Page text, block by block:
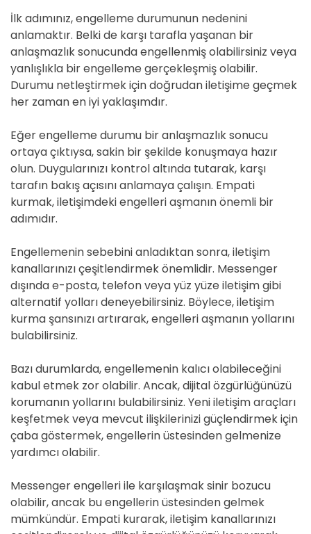
İlk adımınız, engelleme durumunun nedenini
anlamaktır. Belki de karşı tarafla yaşanan bir
anlaşmazlık sonucunda engellenmiş olabilirsiniz veya
yanlışlıkla bir engelleme gerçekleşmiş olabilir.
Durumu netleştirmek için doğrudan iletişime geçmek
her zaman en iyi yaklaşımdır.
Eğer engelleme durumu bir anlaşmazlık sonucu
ortaya çıktıysa, sakin bir şekilde konuşmaya hazır
olun. Duygularınızı kontrol altında tutarak, karşı
tarafın bakış açısını anlamaya çalışın. Empati
kurmak, iletişimdeki engelleri aşmanın önemli bir
adımıdır.
Engellemenin sebebini anladıktan sonra, iletişim
kanallarınızı çeşitlendirmek önemlidir. Messenger
dışında e-posta, telefon veya yüz yüze iletişim gibi
alternatif yolları deneyebilirsiniz. Böylece, iletişim
kurma şansınızı artırarak, engelleri aşmanın yollarını
bulabilirsiniz.
Bazı durumlarda, engellemenin kalıcı olabileceğini
kabul etmek zor olabilir. Ancak, dijital özgürlüğünüzü
korumanın yollarını bulabilirsiniz. Yeni iletişim araçları
keşfetmek veya mevcut ilişkilerinizi güçlendirmek için
çaba göstermek, engellerin üstesinden gelmenize
yardımcı olabilir.
Messenger engelleri ile karşılaşmak sinir bozucu
olabilir, ancak bu engellerin üstesinden gelmek
mümkündür. Empati kurarak, iletişim kanallarınızı